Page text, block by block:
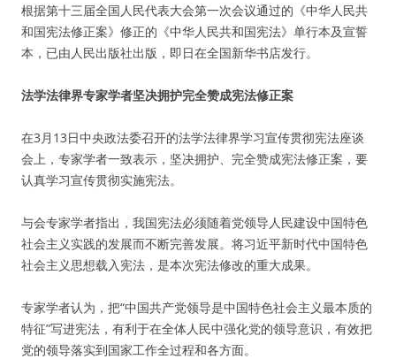
根据第十三届全国人民代表大会第一次会议通过的《中华人民共
和国宪法修正案》修正的《中华人民共和国宪法》单行本及宣誓
本，已由人民出版社出版，即日在全国新华书店发行。
法学法律界专家学者坚决拥护完全赞成宪法修正案
在3月13日中央政法委召开的法学法律界学习宣传贯彻宪法座谈
会上，专家学者一致表示，坚决拥护、完全赞成宪法修正案，要
认真学习宣传贯彻实施宪法。
与会专家学者指出，我国宪法必须随着党领导人民建设中国特色
社会主义实践的发展而不断完善发展。将习近平新时代中国特色
社会主义思想载入宪法，是本次宪法修改的重大成果。
专家学者认为，把“中国共产党领导是中国特色社会主义最本质的
特征”写进宪法，有利于在全体人民中强化党的领导意识，有效把
党的领导落实到国家工作全过程和各方面。